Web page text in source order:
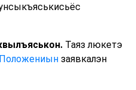
Таяз люкетэ
заявкалэн